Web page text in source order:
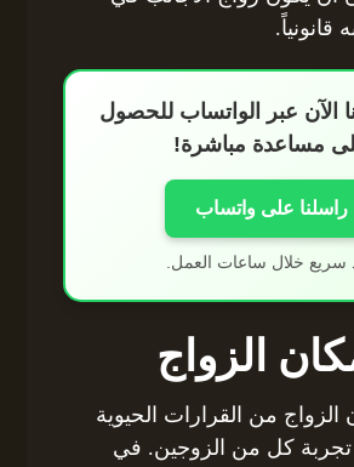
قانونياً.
الآن عبر الواتساب للحصول
مساعدة مباشرة!
راسلنا على واتساب
سريع خلال ساعات العمل.
الزواج
الزواج من القرارات الحيوية
تجربة كل من الزوجين. في